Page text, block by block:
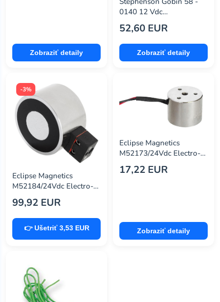
Zobraziť detaily
0140 12 Vdc
Electromagnet, Type 58
52,60 EUR
Zobraziť detaily
-3%
Eclipse Magnetics
M52184/24Vdc Electro-
Holding Magnet, 24V,
360Kg
99,92 EUR
👉 Ušetriť 3,53 EUR
Eclipse Magnetics
M52173/24Vdc Electro-
Holding Magnet, 24V,
28Kg
17,22 EUR
Zobraziť detaily